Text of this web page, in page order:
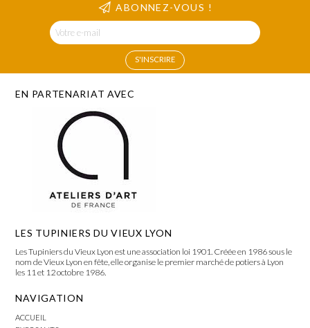
ABONNEZ-VOUS !
EN PARTENARIAT AVEC
LES TUPINIERS DU VIEUX LYON
Les Tupiniers du Vieux Lyon est une association loi 1901. Créée en 1986 sous le
nom de Vieux Lyon en fête, elle organise le premier marché de potiers à Lyon
les 11 et 12 octobre 1986.
NAVIGATION
ACCUEIL